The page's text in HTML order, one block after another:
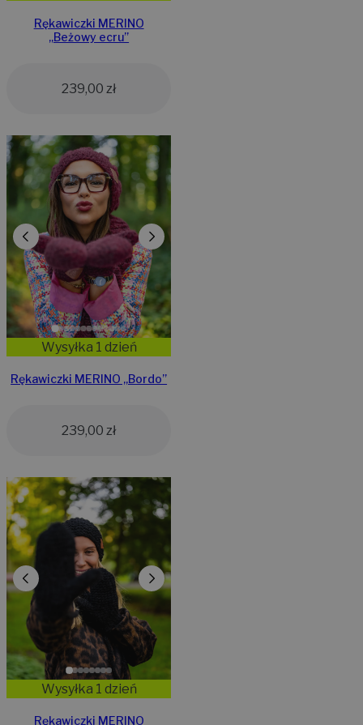
Rękawiczki MERINO
„Beżowy ecru”
239,00 zł
Wysyłka 1 dzień
Rękawiczki MERINO „Bordo”
239,00 zł
Wysyłka 1 dzień
Rękawiczki MERINO